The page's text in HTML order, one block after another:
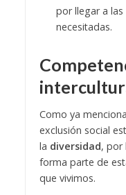
por llegar a
necesitadas.
Como ya
exclusión social
la diversidad, por
forma parte de
que vivimos.